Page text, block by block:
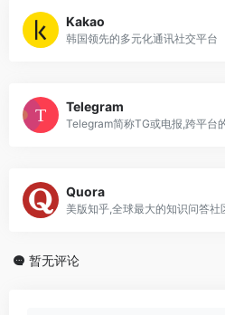
Kakao
韩国领先的多元化通讯社交平台
Telegram
Telegram简称TG或电报,跨平台
Quora
美版知乎,全球最大的知识问答社
暂无评论